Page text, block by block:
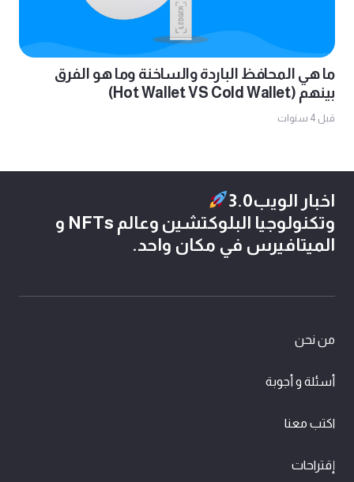
ما هي المحافظ الباردة والساخنة وما هو الفرق
بينهم (Hot Wallet VS Cold Wallet)
قبل 4 سنوات
اخبار الويب3.0
وتكنولوجيا البلوكتشين وعالم NFTs و
الميتافيرس في مكان واحد.
من نحن
أسئلة و أجوبة
اكتب معنا
إقتراحات